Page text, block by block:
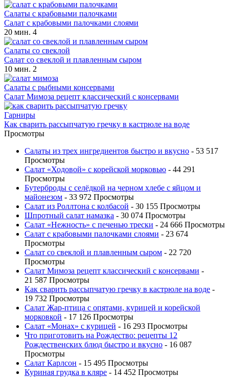
Салаты с крабовыми палочками
Салат с крабовыми палочками слоями
20 мин. 4
Салаты со свеклой
Салат со свеклой и плавленным сыром
10 мин. 2
Салаты с рыбными консервами
Салат Мимоза рецепт классический с консервами
Гарниры
Как сварить рассыпчатую гречку в кастрюле на воде
Просмотры
Салаты из трех ингредиентов быстро и вкусно - 53 517
Просмотры
Салат «Ходовой» с корейской морковью - 44 291
Просмотры
Бутерброды с селёдкой на черном хлебе с яйцом и
майонезом - 33 972 Просмотры
Салат из Роллтона с колбасой - 30 155 Просмотры
Шпротный салат намазка - 30 074 Просмотры
Салат «Нежность» с печенью трески - 24 666 Просмотры
Салат с крабовыми палочками слоями - 23 674
Просмотры
Салат со свеклой и плавленным сыром - 22 720
Просмотры
Салат Мимоза рецепт классический с консервами -
21 587 Просмотры
Как сварить рассыпчатую гречку в кастрюле на воде -
19 732 Просмотры
Салат Жар-птица с опятами, курицей и корейской
морковкой - 17 126 Просмотры
Салат «Монах» с курицей - 16 293 Просмотры
Что приготовить на Рождество: рецепты 12
Рождественских блюд быстро и вкусно - 16 087
Просмотры
Салат Карлсон - 15 495 Просмотры
Куриная грудка в кляре - 14 452 Просмотры